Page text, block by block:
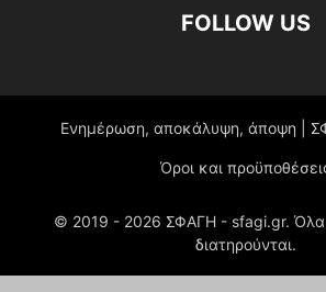
FOLLOW US
Ενημέρωση, αποκάλυψη, άποψη |
Όροι και
© 2019 - 2026 ΣΦΑΓΗ - sfagi.gr. Όλα
διατηρούνται.